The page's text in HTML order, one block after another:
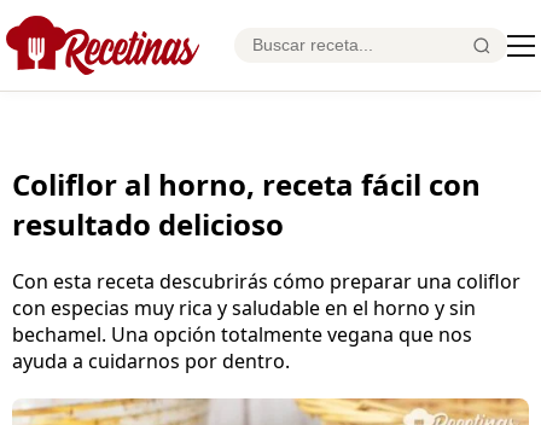
Coliflor al horno, receta fácil con
resultado delicioso
Con esta receta descubrirás cómo preparar una coliflor
con especias muy rica y saludable en el horno y sin
bechamel. Una opción totalmente vegana que nos
ayuda a cuidarnos por dentro.